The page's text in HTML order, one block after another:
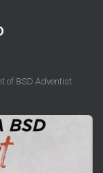
of BSD Adventist